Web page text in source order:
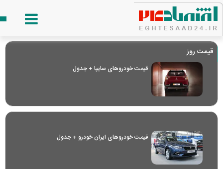
قیمت روز
قیمت خودرو‌های سایپا + جدول
قیمت خودرو‌های ایران خودرو + جدول